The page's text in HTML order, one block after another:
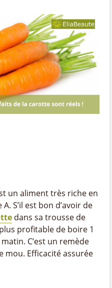
un aliment très riche en
S’il est bon d’avoir de
dans sa trousse de
profitable de boire 1
C’est un remède
mou. Efficacité assurée